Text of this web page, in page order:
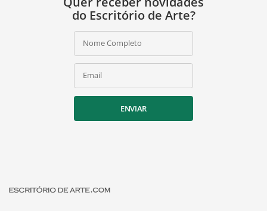
do Escritório de Arte?
Nome Completo
Email
ENVIAR